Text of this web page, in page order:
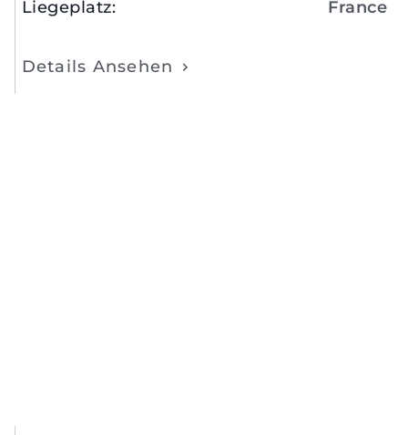
Liegeplatz: France
Details Ansehen